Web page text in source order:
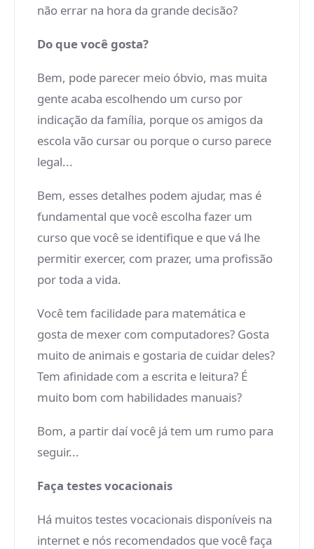
não errar na hora da grande decisão?
Do que você gosta?
Bem, pode parecer meio óbvio, mas muita
gente acaba escolhendo um curso por
indicação da família, porque os amigos da
escola vão cursar ou porque o curso parece
legal...
Bem, esses detalhes podem ajudar, mas é
fundamental que você escolha fazer um
curso que você se identifique e que vá lhe
permitir exercer, com prazer, uma profissão
por toda a vida.
Você tem facilidade para matemática e
gosta de mexer com computadores? Gosta
muito de animais e gostaria de cuidar deles?
Tem afinidade com a escrita e leitura? É
muito bom com habilidades manuais?
Bom, a partir daí você já tem um rumo para
seguir...
Faça testes vocacionais
Há muitos testes vocacionais disponíveis na
internet e nós recomendados que você faça